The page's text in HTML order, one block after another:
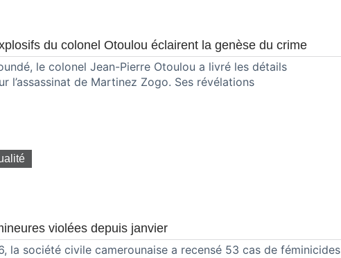
du colonel Otoulou éclairent la genèse du crime
le colonel Jean-Pierre Otoulou a livré les détails
l’assassinat de Martinez Zogo. Ses révélations
violées depuis janvier
la société civile camerounaise a recensé 53 cas de féminicides